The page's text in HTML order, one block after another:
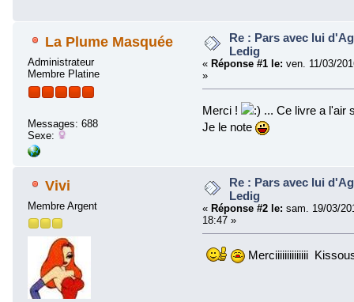
La Plume Masquée
Administrateur
Membre Platine
Messages: 688
Sexe:
Re : Pars avec lui
Ledig
« Réponse #1 le: ven. 11/03/
»
Merci !
... Ce livre a l'air
Je le note
Vivi
Membre Argent
Re : Pars avec lui
Ledig
« Réponse #2 le: sam. 19/03/
18:47 »
Merciiiiiiiiiiiiii